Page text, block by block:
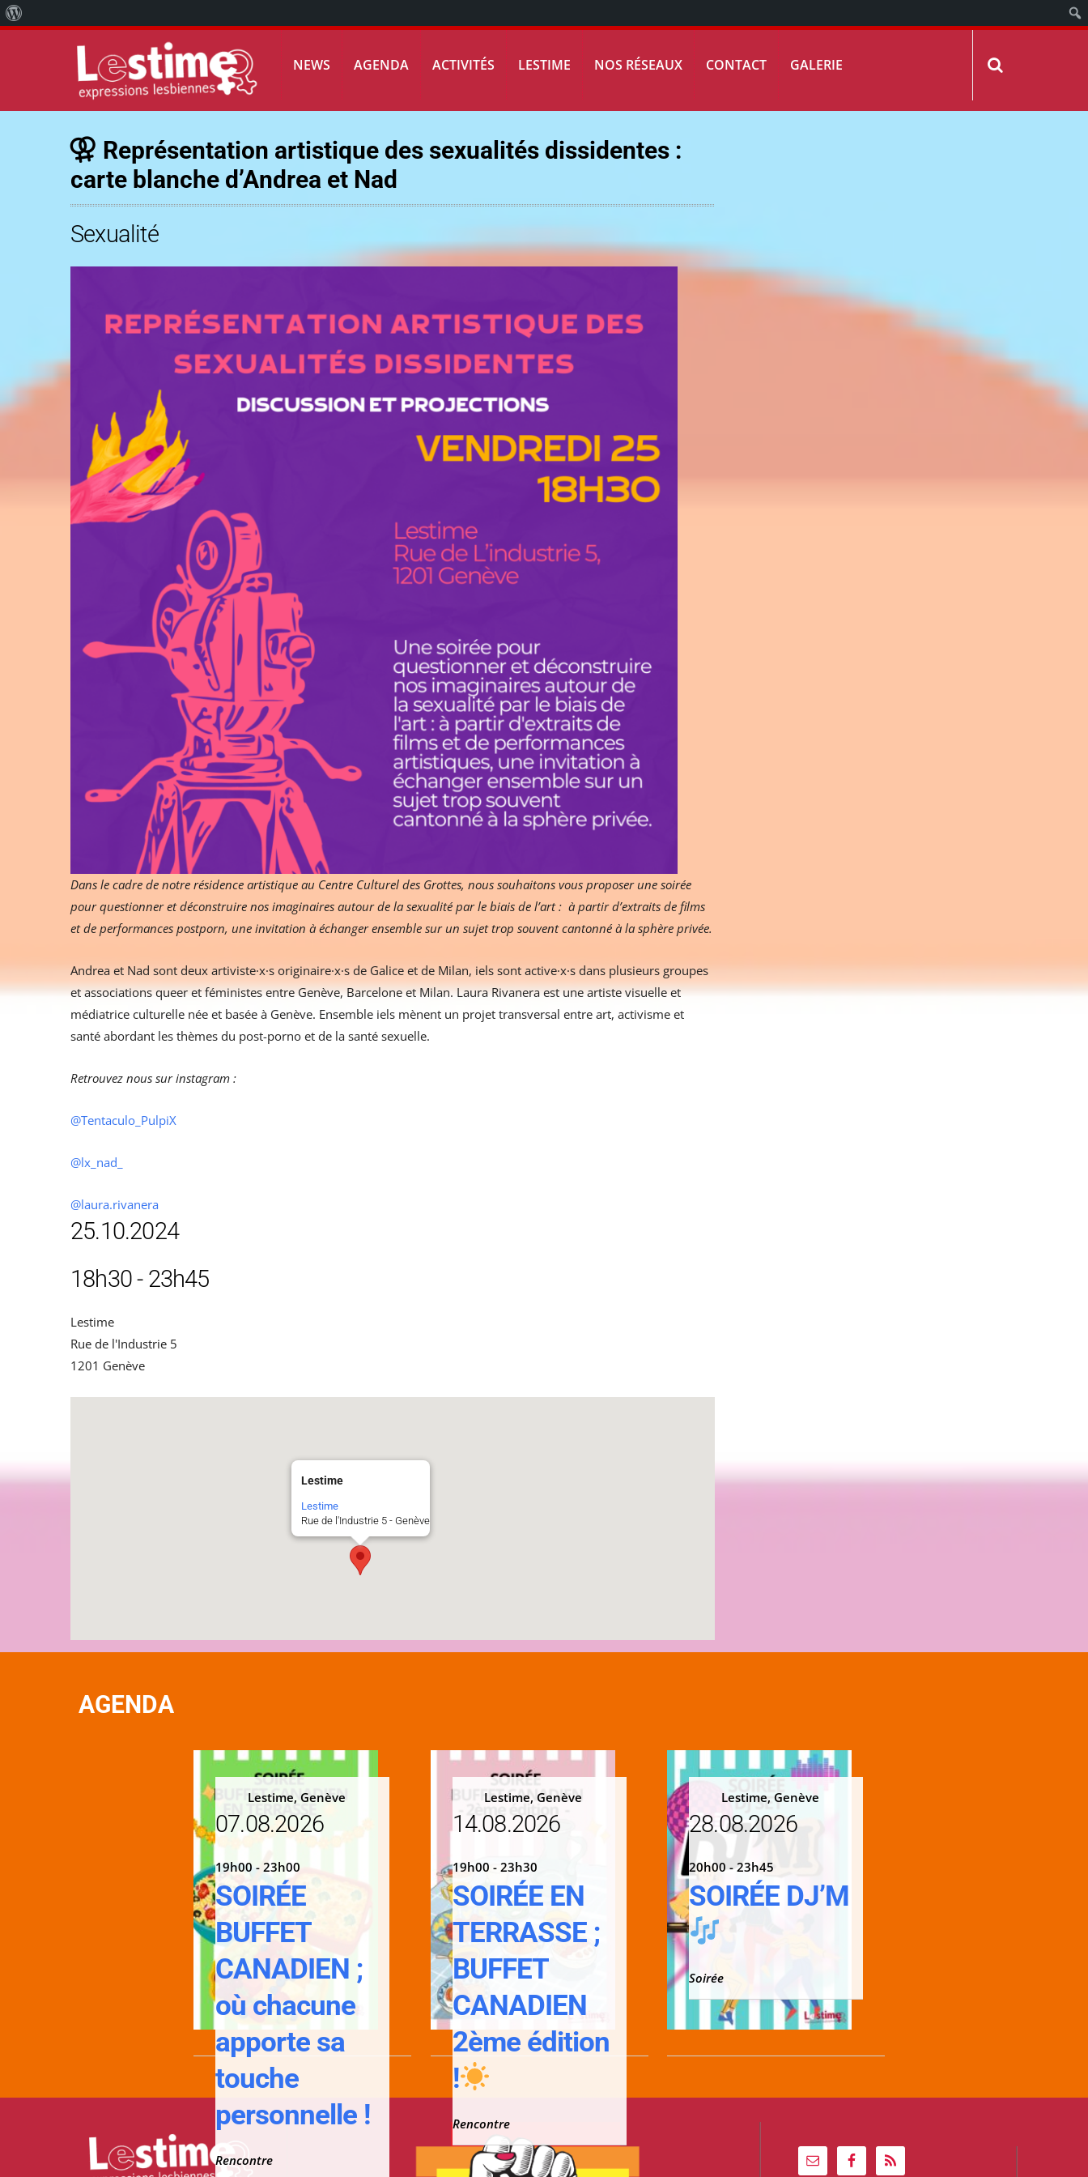
NEWS AGENDA ACTIVITÉS LESTIME NOS RÉSEAUX CONTACT GALERIE
Représentation artistique des sexualités dissidentes :
carte blanche d’Andrea et Nad
Sexualité
Dans le cadre de notre résidence artistique au Centre Culturel des Grottes, nous souhaitons vous proposer une soirée
pour questionner et déconstruire nos imaginaires autour de la sexualité par le biais de l’art : à partir d’extraits de films
et de performances postporn, une invitation à échanger ensemble sur un sujet trop souvent cantonné à la sphère privée.
Andrea et Nad sont deux artiviste·x·s originaire·x·s de Galice et de Milan, iels sont active·x·s dans plusieurs groupes
et associations queer et féministes entre Genève, Barcelone et Milan. Laura Rivanera est une artiste visuelle et
médiatrice culturelle née et basée à Genève. Ensemble iels mènent un projet transversal entre art, activisme et
santé abordant les thèmes du post-porno et de la santé sexuelle.
Retrouvez nous sur instagram :
@Tentaculo_PulpiX
@lx_nad_
@laura.rivanera
25.10.2024
18h30 - 23h45
Lestime
Rue de l'Industrie 5
1201 Genève
Lestime
Lestime
Rue de l'Industrie 5 - Genève
AGENDA
Lestime, Genève
07.08.2026
19h00 - 23h00
SOIRÉE
BUFFET
CANADIEN ;
où chacune
apporte sa
touche
personnelle !
Rencontre
Lestime, Genève
14.08.2026
19h00 - 23h30
SOIRÉE EN
TERRASSE ;
BUFFET
CANADIEN
2ème édition
!
Rencontre
Lestime, Genève
28.08.2026
20h00 - 23h45
SOIRÉE DJ’M
Soirée